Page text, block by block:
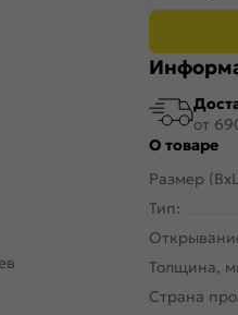
от
О товаре
Размер
Тип:
Толщина,
Страна